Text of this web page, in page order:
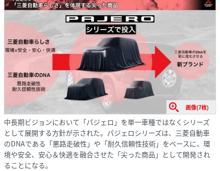
画像(7枚)
中長期ビジョンにおいて「パジェロ」を単一車種ではなくシリーズ
として展開する方針が示された。パジェロシリーズは、三菱自動車
のDNAである「悪路走破性」や「耐久信頼性技術」をベースに、環
境や安全、安心＆快適を融合させた「尖った商品」として開発され
ることになる。